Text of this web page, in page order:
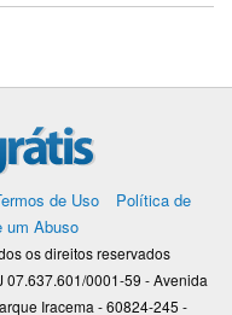
de Uso
Política de
um Abuso
os direitos reservados
07.637.601/0001-59 - Avenida
Iracema - 60824-245 -